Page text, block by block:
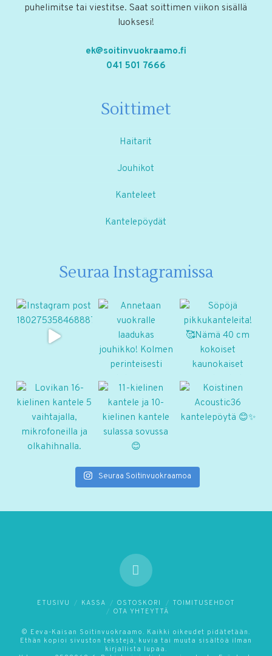
puhelimitse tai viestitse. Saat soittimen viikon sisällä
luoksesi!
ek@soitinvuokraamo.fi
041 501 7666
Soittimet
Haitarit
Jouhikot
Kanteleet
Kantelepöydät
Seuraa Instagramissa
Seuraa Soitinvuokraamoa
ETUSIVU KASSA OSTOSKORI
TOIMITUSEHDOT
OTA YHTEYTTÄ
© Eeva-Kaisan Soitinvuokraamo. Kaikki oikeudet pidätetään.
Ethän kopioi sivuston tekstejä, kuvia tai muuta sisältöä ilman
kirjallista lupaa.